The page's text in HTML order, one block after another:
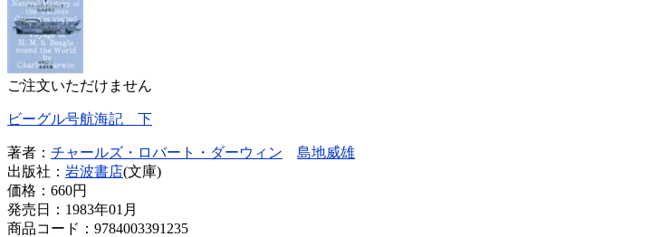
ご注文いただけません
ビーグル号航海記 下
著者： チャールズ・ロバート・ダーウィン
島地威雄
出版社： 岩波書店(文庫)
価格： 660円
発売日：1983年01月
商品コード：9784003391235